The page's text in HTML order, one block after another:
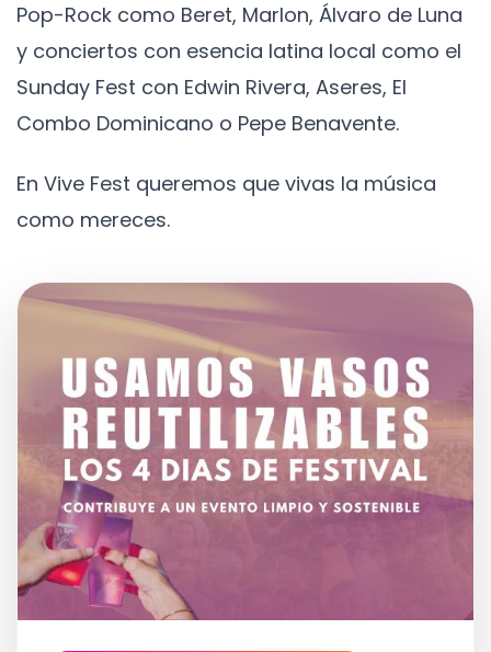
Pop-Rock como Beret, Marlon, Álvaro de Luna
y conciertos con esencia latina local como el
Sunday Fest con Edwin Rivera, Aseres, El
Combo Dominicano o Pepe Benavente.
En Vive Fest queremos que vivas la música
como mereces.